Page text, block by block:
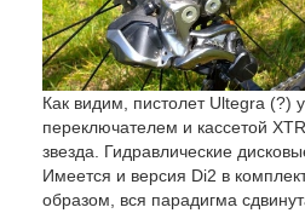
Как видим, пистолет Ultegra (?)
переключателем и кассетой
звезда. Гидравлические
Имеется и версия Di2 в
образом, вся парадигма